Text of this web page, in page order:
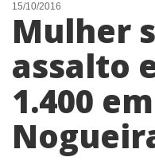
NOTÍCIAS
LISTA DIGITAL
TELEFONES ÚTEIS
CONTATO
15/10/2016
Mulher
assalto
1.400